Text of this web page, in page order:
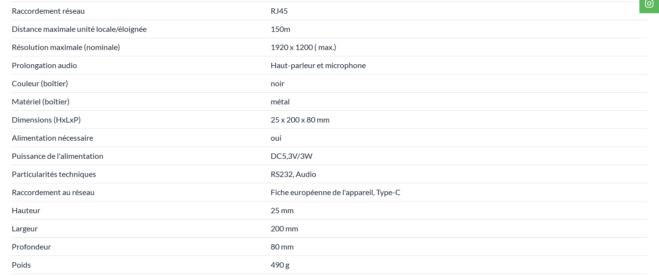
Raccordement réseau
RJ45
Distance maximale unité locale/éloignée
150m
Résolution maximale (nominale)
1920 x 1200 ( max.)
Prolongation audio
Haut-parleur et microphone
Couleur (boîtier)
noir
Matériel (boîtier)
métal
Dimensions (HxLxP)
25 x 200 x 80 mm
Alimentation nécessaire
oui
Puissance de l'alimentation
DC5,3V/3W
Particularités techniques
RS232, Audio
Raccordement au réseau
Fiche européenne de l'appareil, Type-C
Hauteur
25 mm
Largeur
200 mm
Profondeur
80 mm
Poids
490 g